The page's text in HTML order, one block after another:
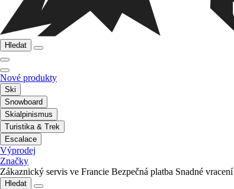
Hledat
Nové produkty
Ski
Snowboard
Skialpinismus
Turistika & Trek
Escalace
Výprodej
Značky
Zákaznický servis ve Francie Bezpečná platba Snadné vracení
Hledat